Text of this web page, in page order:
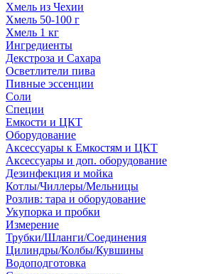
Хмель из Чехии
Хмель 50-100 г
Хмель 1 кг
Ингредиенты
Декстроза и Сахара
Осветлители пива
Пивные эссенции
Соли
Специи
Емкости и ЦКТ
Оборудование
Аксессуары к Емкостям и ЦКТ
Аксессуары и доп. оборудование
Дезинфекция и мойка
Котлы/Чиллеры/Мельницы
Розлив: тара и оборудование
Укупорка и пробки
Измерение
Трубки/Шланги/Соединения
Цилиндры/Колбы/Кувшины
Водоподготовка